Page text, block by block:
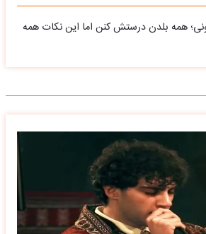
همه بلدن درستش کنن اما این نکات همه